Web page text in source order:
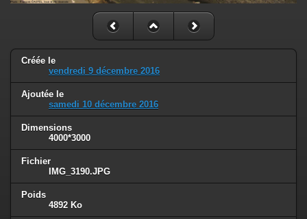
Créée le
vendredi 9 décembre 2016
Ajoutée le
samedi 10 décembre 2016
Dimensions
4000*3000
Fichier
IMG_3190.JPG
Poids
4892 Ko